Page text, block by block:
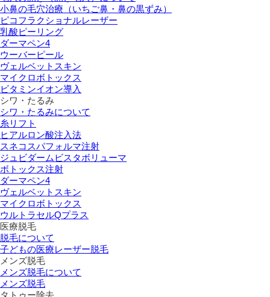
小鼻の毛穴治療（いちご鼻・鼻の黒ずみ）
ピコフラクショナルレーザー
乳酸ピーリング
ダーマペン4
ウーバーピール
ヴェルベットスキン
マイクロボトックス
ビタミンイオン導入
シワ・たるみ
シワ・たるみについて
糸リフト
ヒアルロン酸注入法
スネコスパフォルマ注射
ジュビダームビスタボリューマ
ボトックス注射
ダーマペン4
ヴェルベットスキン
マイクロボトックス
ウルトラセルQプラス
医療脱毛
脱毛について
子どもの医療レーザー脱毛
メンズ脱毛
メンズ脱毛について
メンズ脱毛
タトゥー除去